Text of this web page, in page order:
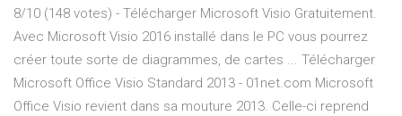
8/10 (148 votes) - Télécharger Microsoft Visio Gratuitement.
Avec Microsoft Visio 2016 installé dans le PC vous pourrez
créer toute sorte de diagrammes, de cartes ... Télécharger
Microsoft Office Visio Standard 2013 - 01net.com Microsoft
Office Visio revient dans sa mouture 2013. Celle-ci reprend